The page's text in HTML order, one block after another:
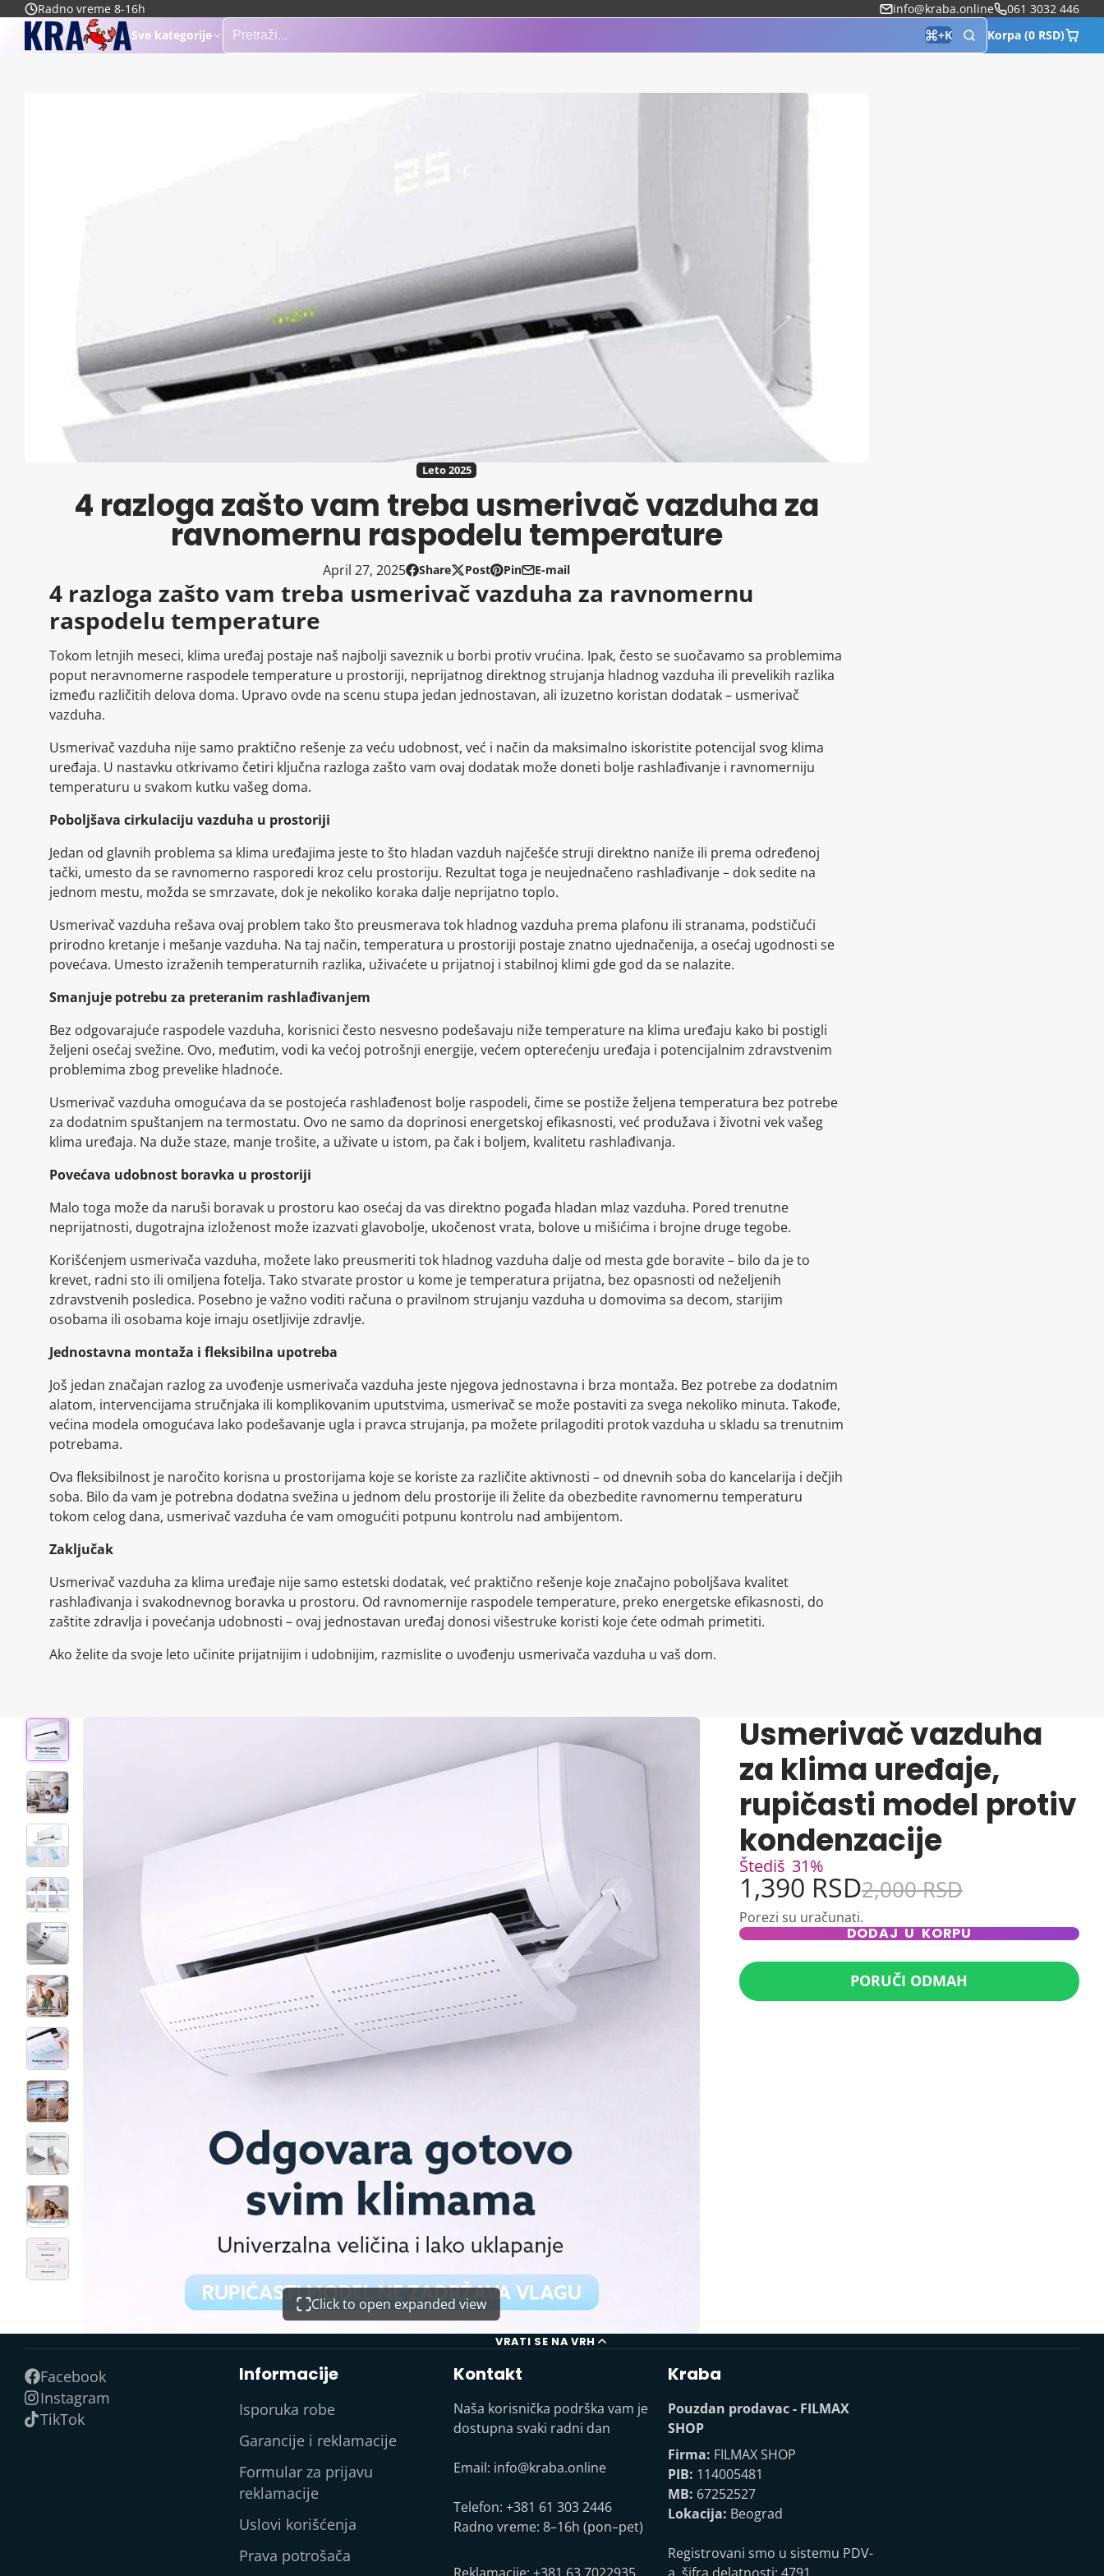
Radno vreme 8-16h info@kraba.online
061 3032 446
Sve kategorije
+K Korpa (0 RSD)
Leto 2025
4 razloga zašto vam treba usmerivač vazduha za
ravnomernu raspodelu temperature
April 27, 2025 Share
Share
on
Opens
in
Post
Post
on
Opens
in
Pin
Pin
on
Opens
in
E-mail
Share
by
4 razloga zašto vam treba usmerivač vazduha za ravnomernu
raspodelu temperature
Tokom letnjih meseci, klima uređaj postaje naš najbolji saveznik u borbi protiv vrućina. Ipak, često se suočavamo sa problemima
poput neravnomerne raspodele temperature u prostoriji, neprijatnog direktnog strujanja hladnog vazduha ili prevelikih razlika
između različitih delova doma. Upravo ovde na scenu stupa jedan jednostavan, ali izuzetno koristan dodatak – usmerivač
vazduha.
Usmerivač vazduha nije samo praktično rešenje za veću udobnost, već i način da maksimalno iskoristite potencijal svog klima
uređaja. U nastavku otkrivamo četiri ključna razloga zašto vam ovaj dodatak može doneti bolje rashlađivanje i ravnomerniju
temperaturu u svakom kutku vašeg doma.
Poboljšava cirkulaciju vazduha u prostoriji
Jedan od glavnih problema sa klima uređajima jeste to što hladan vazduh najčešće struji direktno naniže ili prema određenoj
tački, umesto da se ravnomerno rasporedi kroz celu prostoriju. Rezultat toga je neujednačeno rashlađivanje – dok sedite na
jednom mestu, možda se smrzavate, dok je nekoliko koraka dalje neprijatno toplo.
Usmerivač vazduha rešava ovaj problem tako što preusmerava tok hladnog vazduha prema plafonu ili stranama, podstičući
prirodno kretanje i mešanje vazduha. Na taj način, temperatura u prostoriji postaje znatno ujednačenija, a osećaj ugodnosti se
povećava. Umesto izraženih temperaturnih razlika, uživaćete u prijatnoj i stabilnoj klimi gde god da se nalazite.
Smanjuje potrebu za preteranim rashlađivanjem
Bez odgovarajuće raspodele vazduha, korisnici često nesvesno podešavaju niže temperature na klima uređaju kako bi postigli
željeni osećaj svežine. Ovo, međutim, vodi ka većoj potrošnji energije, većem opterećenju uređaja i potencijalnim zdravstvenim
problemima zbog prevelike hladnoće.
Usmerivač vazduha omogućava da se postojeća rashlađenost bolje raspodeli, čime se postiže željena temperatura bez potrebe
za dodatnim spuštanjem na termostatu. Ovo ne samo da doprinosi energetskoj efikasnosti, već produžava i životni vek vašeg
klima uređaja. Na duže staze, manje trošite, a uživate u istom, pa čak i boljem, kvalitetu rashlađivanja.
Povećava udobnost boravka u prostoriji
Malo toga može da naruši boravak u prostoru kao osećaj da vas direktno pogađa hladan mlaz vazduha. Pored trenutne
neprijatnosti, dugotrajna izloženost može izazvati glavobolje, ukočenost vrata, bolove u mišićima i brojne druge tegobe.
Korišćenjem usmerivača vazduha, možete lako preusmeriti tok hladnog vazduha dalje od mesta gde boravite – bilo da je to
krevet, radni sto ili omiljena fotelja. Tako stvarate prostor u kome je temperatura prijatna, bez opasnosti od neželjenih
zdravstvenih posledica. Posebno je važno voditi računa o pravilnom strujanju vazduha u domovima sa decom, starijim
osobama ili osobama koje imaju osetljivije zdravlje.
Jednostavna montaža i fleksibilna upotreba
Još jedan značajan razlog za uvođenje usmerivača vazduha jeste njegova jednostavna i brza montaža. Bez potrebe za dodatnim
alatom, intervencijama stručnjaka ili komplikovanim uputstvima, usmerivač se može postaviti za svega nekoliko minuta. Takođe,
većina modela omogućava lako podešavanje ugla i pravca strujanja, pa možete prilagoditi protok vazduha u skladu sa trenutnim
potrebama.
Ova fleksibilnost je naročito korisna u prostorijama koje se koriste za različite aktivnosti – od dnevnih soba do kancelarija i dečjih
soba. Bilo da vam je potrebna dodatna svežina u jednom delu prostorije ili želite da obezbedite ravnomernu temperaturu
tokom celog dana, usmerivač vazduha će vam omogućiti potpunu kontrolu nad ambijentom.
Zaključak
Usmerivač vazduha za klima uređaje nije samo estetski dodatak, već praktično rešenje koje značajno poboljšava kvalitet
rashlađivanja i svakodnevnog boravka u prostoru. Od ravnomernije raspodele temperature, preko energetske efikasnosti, do
zaštite zdravlja i povećanja udobnosti – ovaj jednostavan uređaj donosi višestruke koristi koje ćete odmah primetiti.
Ako želite da svoje leto učinite prijatnijim i udobnijim, razmislite o uvođenju usmerivača vazduha u vaš dom.
Click to open expanded view
Usmerivač vazduha
za klima uređaje,
rupičasti model protiv
kondenzacije
1,390 RSD2,000 RSD
Štediš 31%
Porezi su uračunati.
DODAJ U KORPU
PORUČI ODMAH
VRATI SE NA VRH
Facebook
Instagram
TikTok
Informacije
Isporuka robe
Garancije i reklamacije
Formular za prijavu
reklamacije
Uslovi korišćenja
Prava potrošača
Kontakt
Naša korisnička podrška vam je
dostupna svaki radni dan
Email: info@kraba.online
Telefon: +381 61 303 2446
Radno vreme: 8–16h (pon–pet)
Kraba
Pouzdan prodavac - FILMAX
SHOP
Firma: FILMAX SHOP
PIB: 114005481
MB: 67252527
Lokacija: Beograd
Registrovani smo u sistemu PDV-